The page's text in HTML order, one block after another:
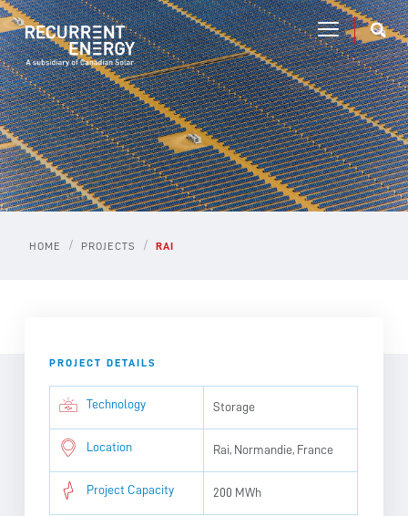
HOME / PROJECTS / RAI
PROJECT DETAILS
Technology Storage
Location Rai, Normandie, France
Project Capacity 200 MWh